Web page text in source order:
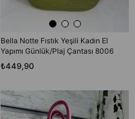
Bella Notte Fıstık Yeşili Kadın El
Yapımı Günlük/Plaj Çantası 8006
₺449,90